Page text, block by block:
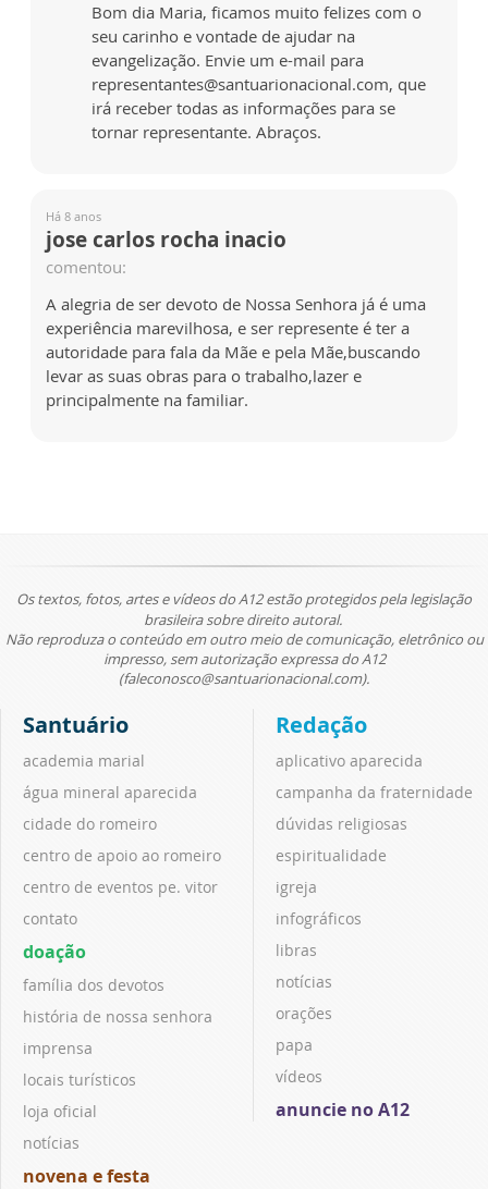
Bom dia Maria, ficamos muito felizes com o
seu carinho e vontade de ajudar na
evangelização. Envie um e-mail para
representantes@santuarionacional.com, que
irá receber todas as informações para se
tornar representante. Abraços.
Há 8 anos
jose carlos rocha inacio
comentou:
A alegria de ser devoto de Nossa Senhora já é uma
experiência marevilhosa, e ser represente é ter a
autoridade para fala da Mãe e pela Mãe,buscando
levar as suas obras para o trabalho,lazer e
principalmente na familiar.
Os textos, fotos, artes e vídeos do A12 estão protegidos pela legislação
brasileira sobre direito autoral.
Não reproduza o conteúdo em outro meio de comunicação, eletrônico ou
impresso, sem autorização expressa do A12
(faleconosco@santuarionacional.com).
Santuário
academia marial
água mineral aparecida
cidade do romeiro
centro de apoio ao romeiro
centro de eventos pe. vitor
contato
doação
família dos devotos
história de nossa senhora
imprensa
locais turísticos
loja oficial
notícias
novena e festa
Redação
aplicativo aparecida
campanha da fraternidade
dúvidas religiosas
espiritualidade
igreja
infográficos
libras
notícias
orações
papa
vídeos
anuncie no A12